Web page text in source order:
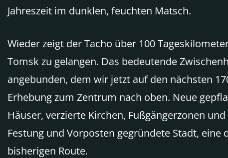
Jahreszeit im dunklen, feuchten Matsch.
Wieder zeigt der Tacho über 100
Tomsk zu gelangen. Das bedeutende
angebunden, dem wir jetzt auf den nächsten
Erhebung zum Zentrum nach oben. Neue
Häuser, verzierte Kirchen, Fußgängerzonen
Festung und Vorposten gegründete Stadt,
bisherigen Route.